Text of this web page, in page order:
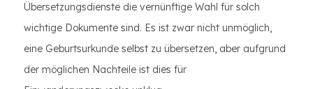
Übersetzungsdienste die vernünftige Wahl für solch
wichtige Dokumente sind. Es ist zwar nicht unmöglich,
eine Geburtsurkunde selbst zu übersetzen, aber aufgrund
der möglichen Nachteile ist dies für